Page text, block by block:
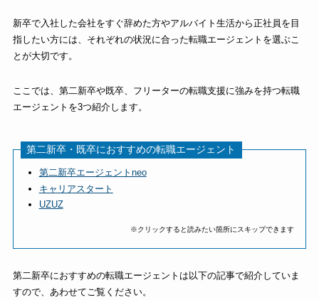
新卒で入社した会社をすぐ辞めた方やアルバイト生活から正社員を目
指したい方には、それぞれの状況に合った転職エージェントを選ぶこ
とが大切です。
ここでは、第二新卒や既卒、フリーターの転職支援に強みを持つ転職
エージェントを3つ紹介します。
第二新卒・既卒におすすめの転職エージェント
第二新卒エージェントneo
キャリアスタート
UZUZ
※クリックすると読みたい箇所にスキップできます
第二新卒におすすめの転職エージェントは以下の記事で紹介していま
すので、あわせてご覧ください。